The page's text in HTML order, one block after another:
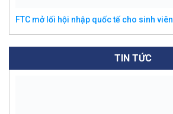
FTC mở lối hội nhập quốc tế cho sinh viên
TIN TỨC